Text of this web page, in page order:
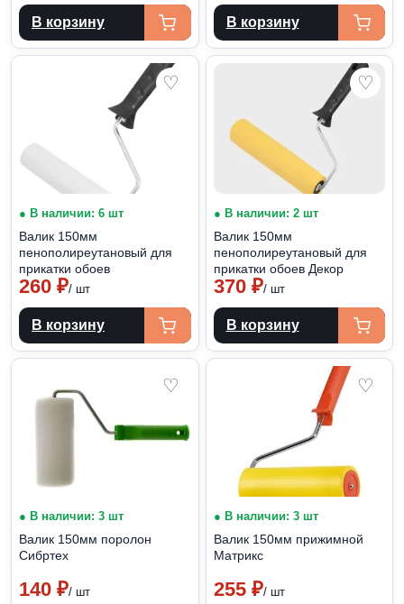
В корзину В корзину
♡
● В наличии: 6 шт
Валик 150мм
пенополиреутановый для
прикатки обоев
260 ₽/ шт
В корзину
♡
● В наличии: 2 шт
Валик 150мм
пенополиреутановый для
прикатки обоев Декор
370 ₽/ шт
В корзину
♡
● В наличии: 3 шт
Валик 150мм поролон
Сибртех
140 ₽/ шт
♡
● В наличии: 3 шт
Валик 150мм прижимной
Матрикс
255 ₽/ шт